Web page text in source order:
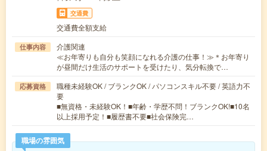
交通費
交通費全額支給
仕事内容
介護関連
≪お年寄りも自分も笑顔になれる介護の仕事！≫＊お年寄り
が昼間だけ生活のサポートを受けたり、気分転換で…
応募資格
職種未経験OK / ブランクOK / パソコンスキル不要 / 英語力不
要
■無資格・未経験OK！■年齢・学歴不問！ブランクOK!■10名
以上採用予定！■履歴書不要■社会保険完…
職場の雰囲気